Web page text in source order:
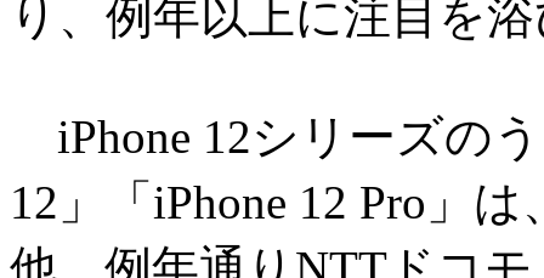
り、例年以上に注目を
iPhone 12シリーズの
12」「iPhone 12 Pro」